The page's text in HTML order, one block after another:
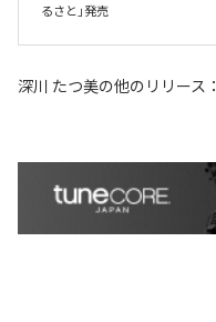
るさと」発売
深川 たつ美の他のリリース：